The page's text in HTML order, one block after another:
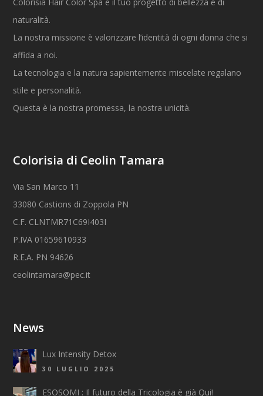
naturalità.
La nostra missione è valorizzare l’identità di ogni donna che si
affida a noi.
La tecnologia e la natura sapientemente miscelate regalano
stile e personalità.
Questa è la nostra promessa, la nostra unicità.
Colorisia di Ceolin Tamara
Via San Marco 11
33080 Castions di Zoppola PN
C.F. CLNTMR71C69I403I
P.IVA 01659610933
R.E.A. PN 94626
ceolintamara@pec.it
News
Lux Intensity Detox
30 LUGLIO 2025
ESOSOMI : Il futuro della Tricologia è già Qui!